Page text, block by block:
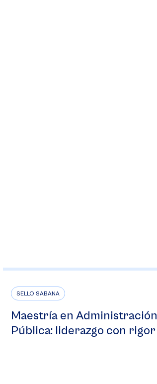
SELLO SABANA
Maestría en Administración
Pública: liderazgo con rigor